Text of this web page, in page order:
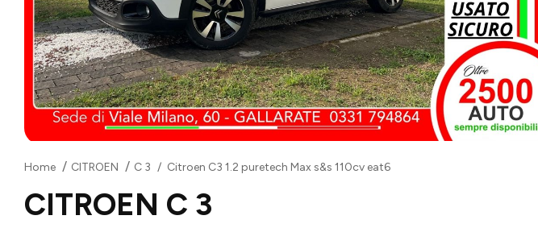
Home CITROEN C 3 Citroen C3 1.2 puretech Max s&s 110cv eat6
CITROEN C 3